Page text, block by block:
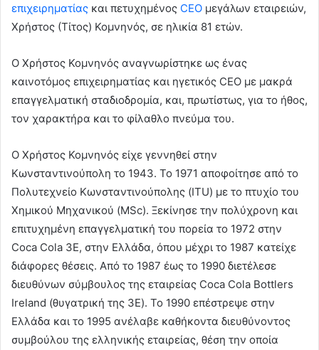
επιχειρηματίας και πετυχημένος CEO μεγάλων εταιρειών,
Χρήστος (Τίτος) Κομνηνός, σε ηλικία 81 ετών.
Ο Χρήστος Κομνηνός αναγνωρίστηκε ως ένας
καινοτόμος επιχειρηματίας και ηγετικός CEO με μακρά
επαγγελματική σταδιοδρομία, και, πρωτίστως, για το ήθος,
τον χαρακτήρα και το φίλαθλο πνεύμα του.
Ο Χρήστος Κομνηνός είχε γεννηθεί στην
Κωνσταντινούπολη το 1943. Το 1971 αποφοίτησε από το
Πολυτεχνείο Κωνσταντινούπολης (ΙΤU) με το πτυχίο του
Χημικού Μηχανικού (MSc). Ξεκίνησε την πολύχρονη και
επιτυχημένη επαγγελματική του πορεία το 1972 στην
Coca Cola 3E, στην Ελλάδα, όπου μέχρι το 1987 κατείχε
διάφορες θέσεις. Από το 1987 έως το 1990 διετέλεσε
διευθύνων σύμβουλος της εταιρείας Coca Cola Bottlers
Ireland (θυγατρική της 3Ε). Το 1990 επέστρεψε στην
Ελλάδα και το 1995 ανέλαβε καθήκοντα διευθύνοντος
συμβούλου της ελληνικής εταιρείας, θέση την οποία